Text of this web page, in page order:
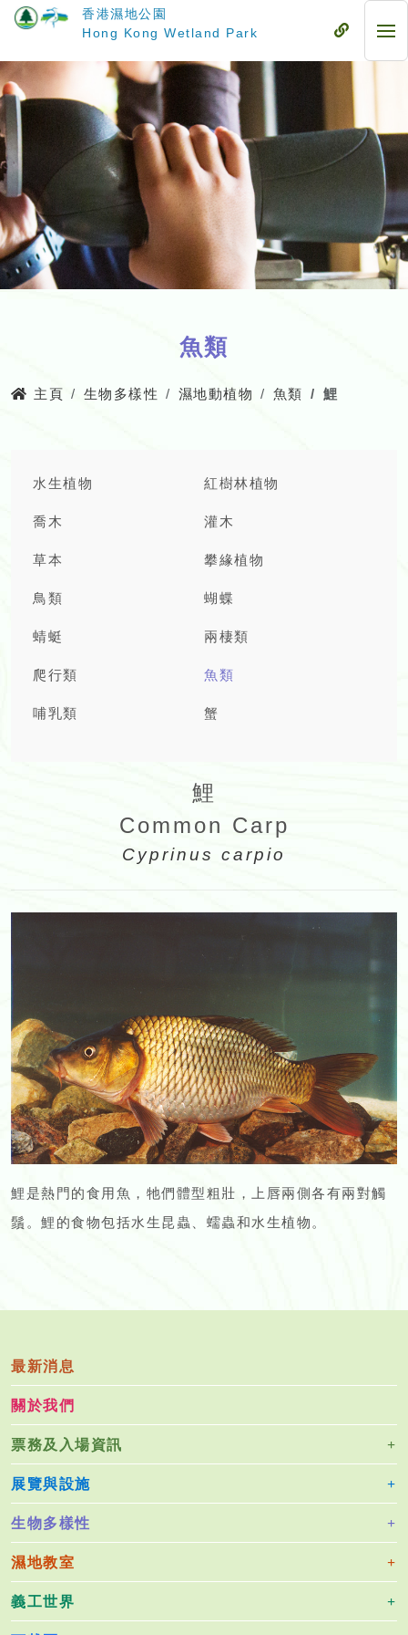
要
內
容
香港濕地公園
Hong Kong Wetland Park
流
流
動
魚類
主頁 生物多樣性 濕地動植物 魚類 鯉
水生植物 紅樹林植物
喬木 灌木
草本 攀緣植物
鳥類 蝴蝶
蜻蜓 兩棲類
爬行類 魚類
哺乳類 蟹
鯉
Common Carp
Cyprinus carpio
鯉是熱門的食用魚，牠們體型粗壯，上唇兩側各有兩對觸
鬚。鯉的食物包括水生昆蟲、蠕蟲和水生植物。
最新消息
關於我們
票務及入場資訊
展覽與設施
生物多樣性
濕地教室
義工世界